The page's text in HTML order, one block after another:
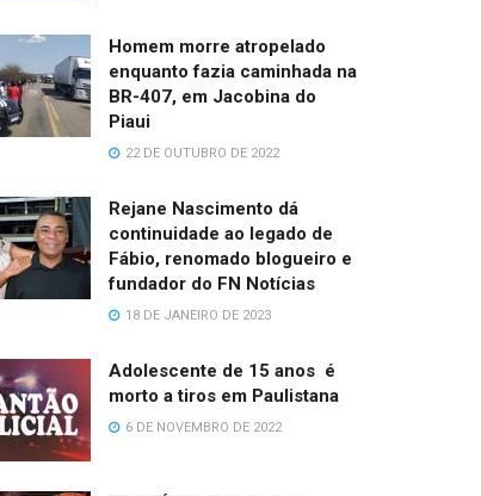
Homem morre atropelado
enquanto fazia caminhada na
BR-407, em Jacobina do
Piaui
22 DE OUTUBRO DE 2022
Rejane Nascimento dá
continuidade ao legado de
Fábio, renomado blogueiro e
fundador do FN Notícias
18 DE JANEIRO DE 2023
Adolescente de 15 anos é
morto a tiros em Paulistana
6 DE NOVEMBRO DE 2022